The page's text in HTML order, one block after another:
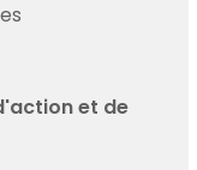
et de